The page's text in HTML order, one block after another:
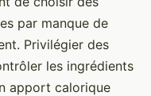
par manque de
Privilégier des
les ingrédients
apport calorique